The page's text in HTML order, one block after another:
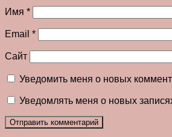
Имя *
Email *
Сайт
Уведомить меня о новых
Уведомлять меня о новых